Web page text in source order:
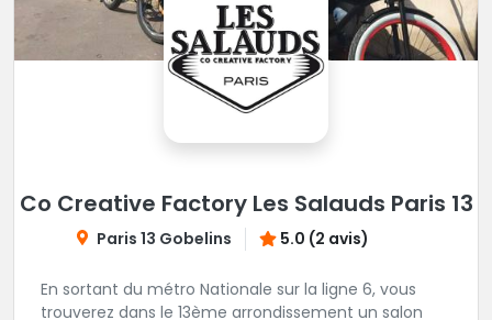
Co Creative Factory Les Salauds Paris 13
Paris 13 Gobelins 5.0 (2 avis)
En sortant du métro Nationale sur la ligne 6, vous
trouverez dans le 13ème arrondissement un salon